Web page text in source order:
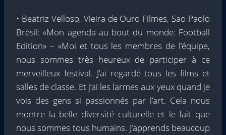
• Beatriz Velloso, Vieira de Ouro Filmes, Sao Paolo
Brésil: «Mon agenda au bout du monde: Football
Edition» – «Moi et tous les membres de l’équipe,
nous sommes très heureux de participer à ce
merveilleux festival. J’ai regardé tous les films et
salles de classe. Et j’ai les larmes aux yeux quand je
vois des gens si passionnés par l’art. Cela nous
montre la belle diversité culturelle et le fait que
nous sommes tous humains. J’apprends beaucoup